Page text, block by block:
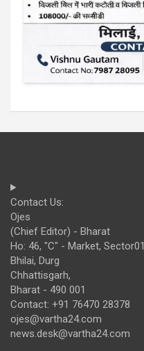
Contact Us:
Ojes
(Chief Editor) - Bharat
Ho: 46, "C" - Market, Sector01
Bhilai, Durg
Chhattisgarh,
Bharat - 490 001
Contact: +91 76470 28378
ojes@vartha24.com
news.desk@vartha24.com